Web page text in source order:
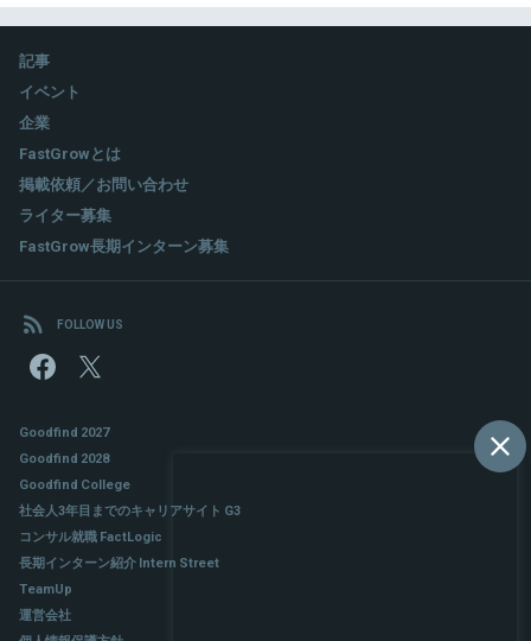
記事
イベント
企業
FastGrowとは
掲載依頼／お問い合わせ
ライター募集
FastGrow長期インターン募集
FOLLOW US
Goodfind 2027
Goodfind 2028
Goodfind College
社会人3年目までのキャリアサイト G3
コンサル就職 FactLogic
長期インターン紹介 Intern Street
TeamUp
運営会社